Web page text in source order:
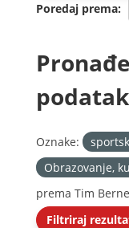
Poredaj prema
Oznake:
Obrazovanje,
prema Tim
Filtriraj